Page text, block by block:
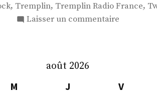
, Tremplin, Tremplin Radio France,
Laisser un commentairesur
août 2026
M J V